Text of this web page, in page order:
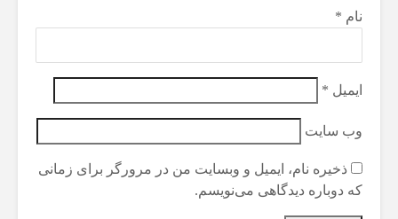
نام *
ایمیل *
وب‌ سایت
ذخیره نام، ایمیل و وبسایت من در مرورگر برای زمانی
که دوباره دیدگاهی می‌نویسم.